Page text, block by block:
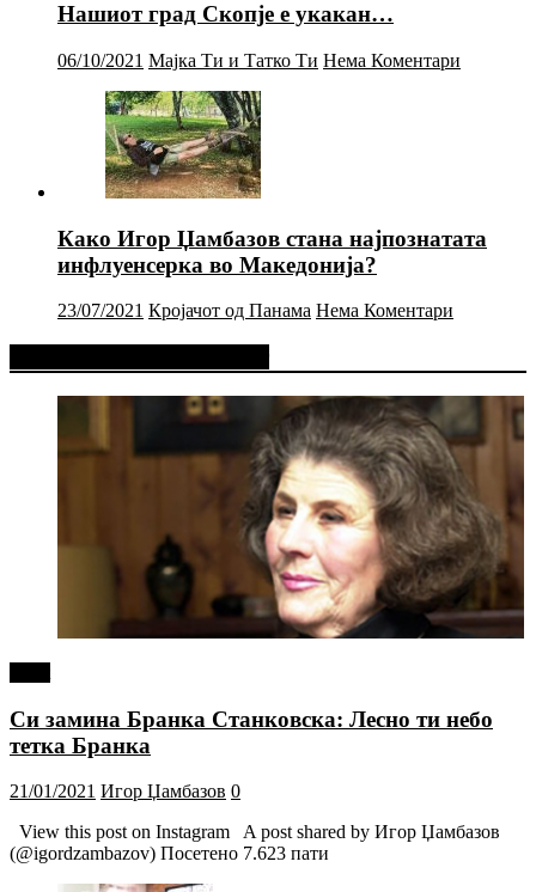
Нашиот град Скопје е укакан…
06/10/2021 Мајка Ти и Татко Ти Нема Коментари
Како Игор Џамбазов стана најпознатата
инфлуенсерка во Македонија?
23/07/2021 Кројачот од Панама Нема Коментари
Си замина Бранка Станковска: Лесно ти небо
тетка Бранка
21/01/2021 Игор Џамбазов 0
View this post on Instagram A post shared by Игор Џамбазов
(@igordzambazov) Посетено 7.623 пати